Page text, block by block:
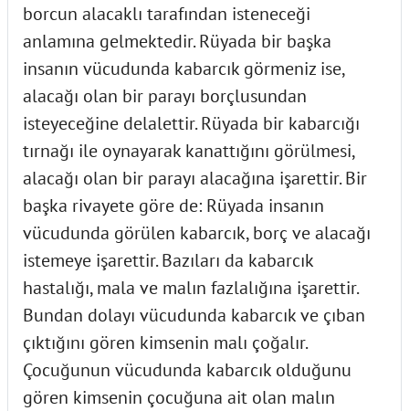
borcun alacaklı tarafından isteneceği
anlamına gelmektedir. Rüyada bir başka
insanın vücudunda kabarcık görmeniz ise,
alacağı olan bir parayı borçlusundan
isteyeceğine delalettir. Rüyada bir kabarcığı
tırnağı ile oynayarak kanattığını görülmesi,
alacağı olan bir parayı alacağına işarettir. Bir
başka rivayete göre de: Rüyada insanın
vücudunda görülen kabarcık, borç ve alacağı
istemeye işarettir. Bazıları da kabarcık
hastalığı, mala ve malın fazlalığına işarettir.
Bundan dolayı vücudunda kabarcık ve çıban
çıktığını gören kimsenin malı çoğalır.
Çocuğunun vücudunda kabarcık olduğunu
gören kimsenin çocuğuna ait olan malın